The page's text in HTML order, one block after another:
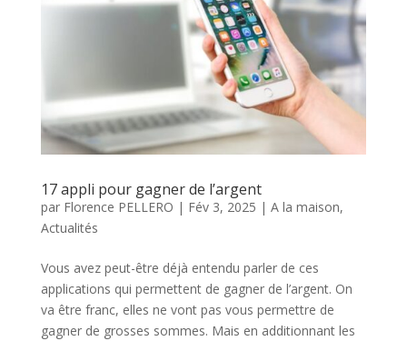
17 appli pour gagner de l’argent
par Florence PELLERO | Fév 3, 2025 | A la maison,
Actualités
Vous avez peut-être déjà entendu parler de ces
applications qui permettent de gagner de l’argent. On
va être franc, elles ne vont pas vous permettre de
gagner de grosses sommes. Mais en additionnant les